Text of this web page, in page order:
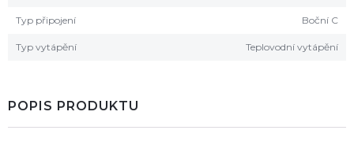
Typ připojení Boční C
Typ vytápění Teplovodní vytápění
POPIS PRODUKTU